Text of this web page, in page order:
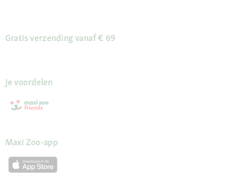
Gratis verzending vanaf € 69
Je voordelen
Maxi Zoo-app